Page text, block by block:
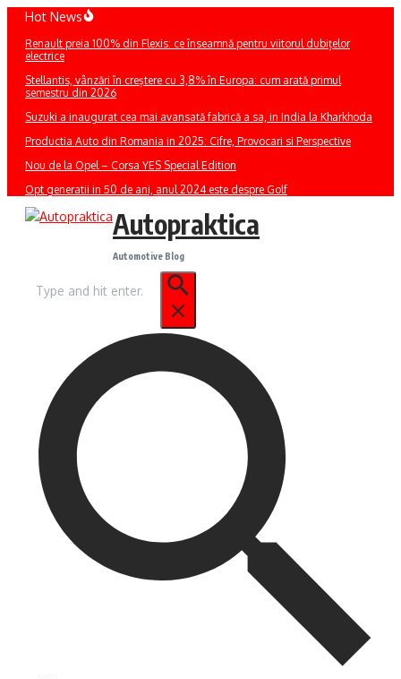
Sari
conținut
Hot News
Renault preia 100% din Flexis: ce înseamnă pentru viitorul dubițelor
electrice
Stellantis, vânzări în creștere cu 3,8% în Europa: cum arată primul
semestru din 2026
Suzuki a inaugurat cea mai avansată fabrică a sa, in India la Kharkhoda
Productia Auto din Romania in 2025: Cifre, Provocari si Perspective
Nou de la Opel – Corsa YES Special Edition
Opt generatii in 50 de ani, anul 2024 este despre Golf
Autopraktica
Automotive Blog
după: